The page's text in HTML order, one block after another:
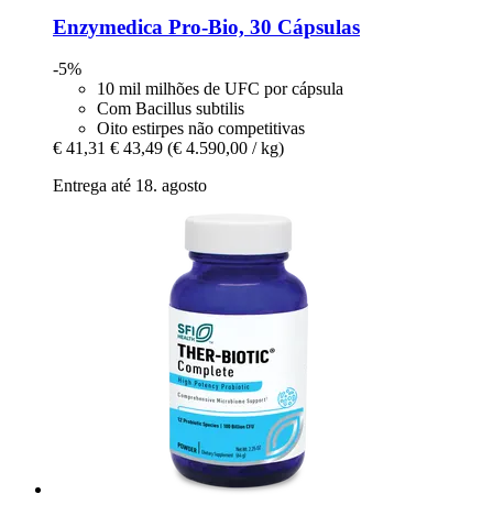
Enzymedica Pro-​Bio, 30 Cápsulas
-5%
10 mil milhões de UFC por cápsula
Com Bacillus subtilis
Oito estirpes não competitivas
€ 41,31 € 43,49 (€ 4.590,00 / kg)
Entrega até 18. agosto